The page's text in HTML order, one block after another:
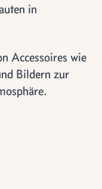
in
Accessoires wie
Bildern zur